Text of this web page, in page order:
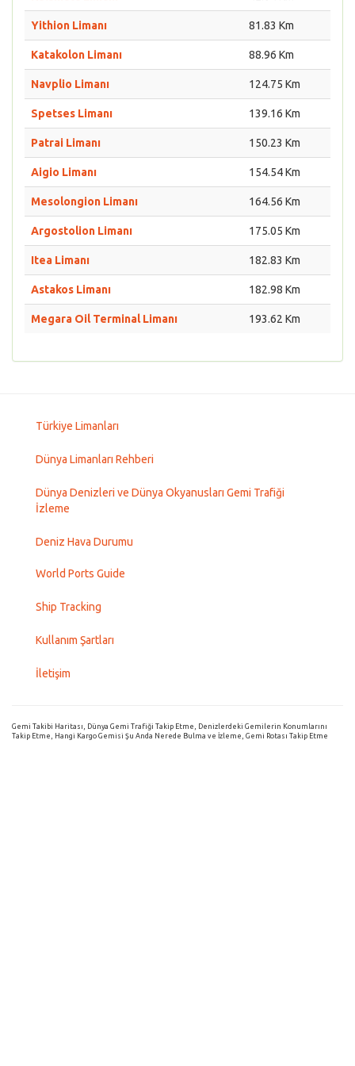
Yithion Limanı 81.83 Km
Katakolon Limanı 88.96 Km
Navplio Limanı 124.75 Km
Spetses Limanı 139.16 Km
Patrai Limanı 150.23 Km
Aigio Limanı 154.54 Km
Mesolongion Limanı 164.56 Km
Argostolion Limanı 175.05 Km
Itea Limanı 182.83 Km
Astakos Limanı 182.98 Km
Megara Oil Terminal Limanı 193.62 Km
Türkiye Limanları
Dünya Limanları Rehberi
Dünya Denizleri ve Dünya Okyanusları Gemi Trafiği
İzleme
Deniz Hava Durumu
World Ports Guide
Ship Tracking
Kullanım Şartları
İletişim
Gemi Takibi Haritası, Dünya Gemi Trafiği Takip Etme, Denizlerdeki Gemilerin Konumlarını
Takip Etme, Hangi Kargo Gemisi Şu Anda Nerede Bulma ve İzleme, Gemi Rotası Takip Etme